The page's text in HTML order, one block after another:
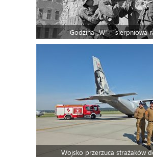
Godzina „W” – sierpniowa
Wojsko przerzuca strażaków